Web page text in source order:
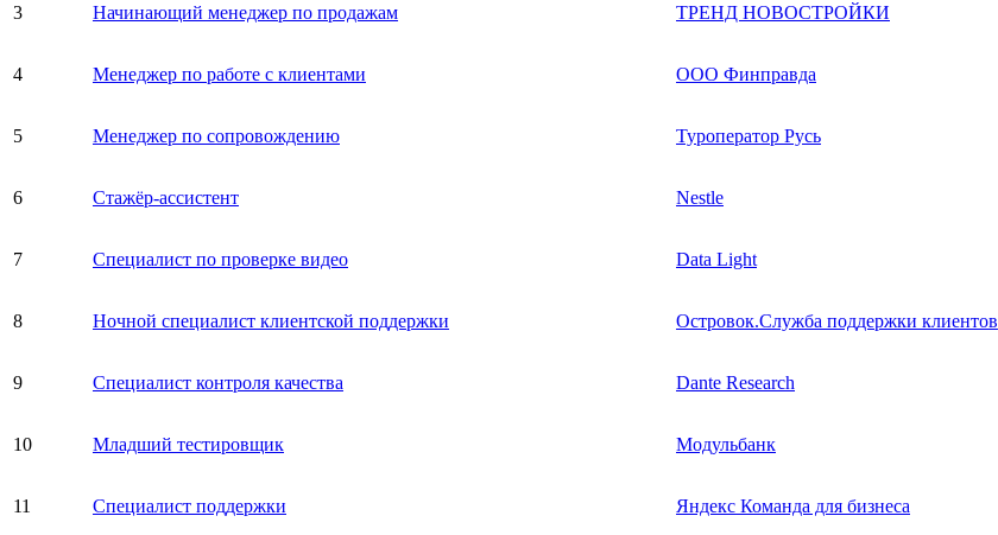
3 Начинающий менеджер по продажам ТРЕНД НОВОСТРОЙКИ
4 Менеджер по работе с клиентами ООО Финправда
5 Менеджер по сопровождению Туроператор Русь
6 Стажёр-ассистент Nestle
7 Специалист по проверке видео Data Light
8 Ночной специалист клиентской поддержки Островок.Служба поддержки клиентов
9 Специалист контроля качества Dante Research
10 Младший тестировщик Модульбанк
11 Специалист поддержки Яндекс Команда для бизнеса